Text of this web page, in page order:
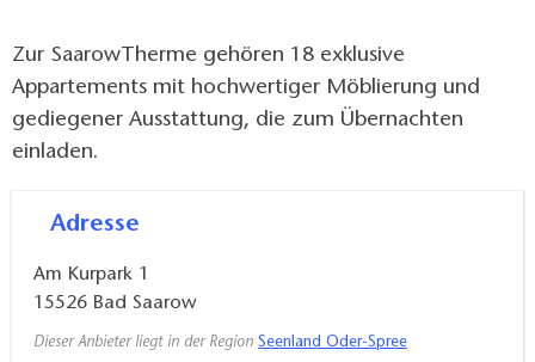
Zur SaarowTherme gehören 18 exklusive
Appartements mit hochwertiger Möblierung und
gediegener Ausstattung, die zum Übernachten
einladen.
Adresse
Am Kurpark 1
15526 Bad Saarow
Dieser Anbieter liegt in der Region Seenland Oder-Spree